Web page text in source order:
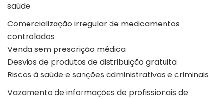
saúde
Comercialização irregular de medicamentos
controlados
Venda sem prescrição médica
Desvios de produtos de distribuição gratuita
Riscos à saúde e sanções administrativas e criminais
Vazamento de informações de profissionais de